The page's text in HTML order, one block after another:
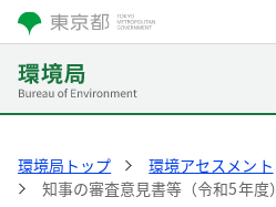
環境局トップ 環境アセスメント
知事の審査意見書等（令和5年度）